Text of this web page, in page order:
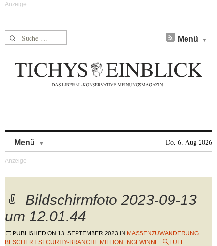
Suche nach: Menü
Menü Do, 6. Aug 2026
Bildschirmfoto 2023-09-13
um 12.01.44
PUBLISHED ON 13. SEPTEMBER 2023 IN MASSENZUWANDERUNG
BESCHERT SECURITY-BRANCHE MILLIONENGEWINNE
FULL